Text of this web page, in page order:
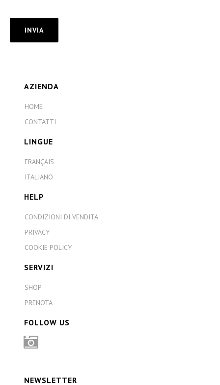
AZIENDA
HOME
CONTATTI
LINGUE
FRANÇAIS
ITALIANO
HELP
CONDIZIONI DI VENDITA
PRIVACY
COOKIE POLICY
SERVIZI
SHOP
PRENOTA
FOLLOW US
NEWSLETTER